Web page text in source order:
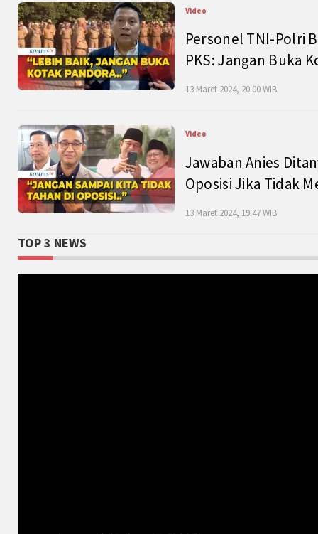
Video
Personel TNI-Polri
PKS: Jangan Buka
13 Maret 2024, 20:00 WIB
Video
Jawaban Anies
Oposisi Jika Tidak
13 Maret 2024, 19:47 WIB
TOP 3 NEWS